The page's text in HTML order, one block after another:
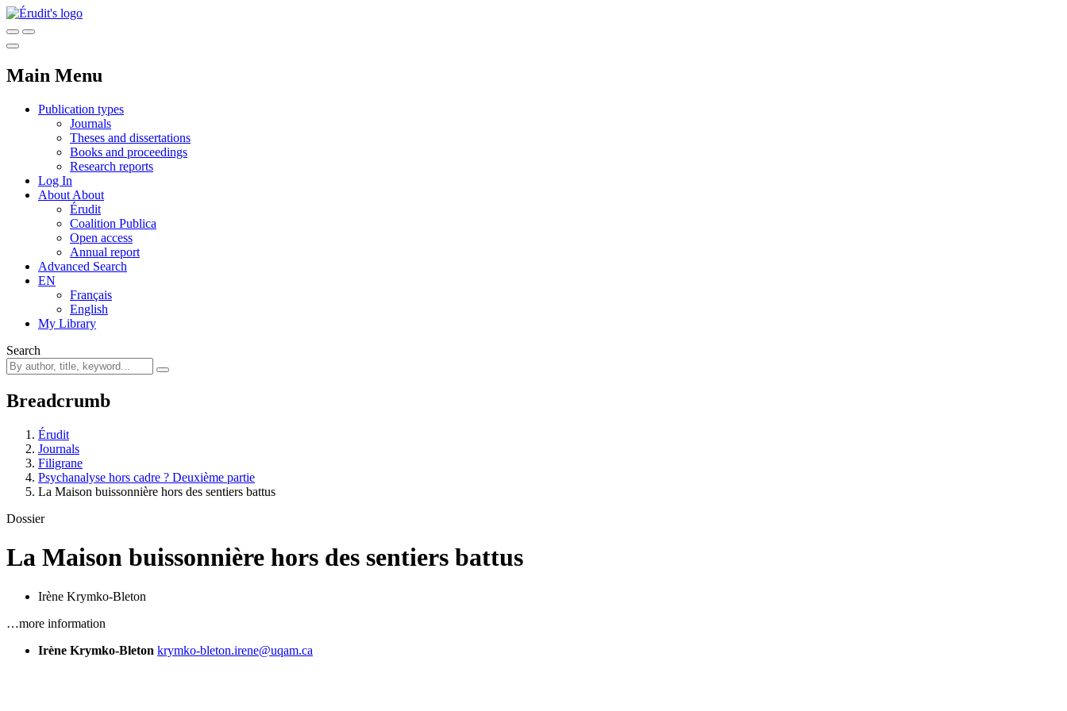
Main Menu
Publication types
Journals
Theses and dissertations
Books and proceedings
Research reports
Log In
About About
Érudit
Coalition Publica
Open access
Annual report
Advanced Search
EN
Français
English
My Library
Search
Breadcrumb
Érudit
Journals
Filigrane
Psychanalyse hors cadre ? Deuxième partie
La Maison buissonnière hors des sentiers battus
Dossier
La Maison buissonnière hors des sentiers battus
Irène Krymko-Bleton
…more information
Irène Krymko-Bleton krymko-bleton.irene@uqam.ca